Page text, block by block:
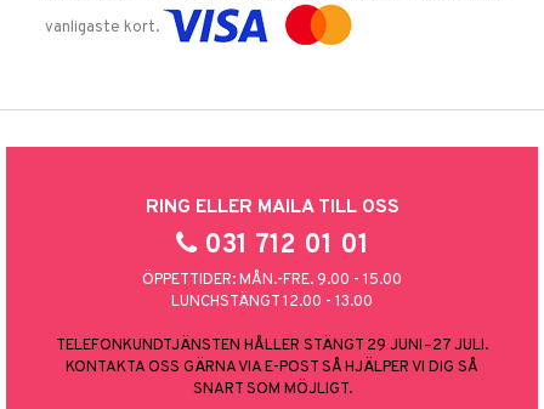
vanligaste kort.
RING ELLER MAILA TILL OSS
031 712 01 01
ÖPPETTIDER: MÅN.-FRE. 9.00 - 15.00
LUNCHSTÄNGT 12.00 - 13.00
TELEFONKUNDTJÄNSTEN HÅLLER STÄNGT 29 JUNI–27 JULI.
KONTAKTA OSS GÄRNA VIA E-POST SÅ HJÄLPER VI DIG SÅ
SNART SOM MÖJLIGT.